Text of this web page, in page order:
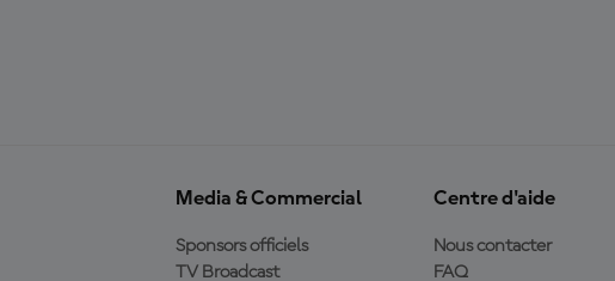
Media & Commercial
Sponsors officiels
TV Broadcast
Centre d'aide
Nous contacter
FAQ